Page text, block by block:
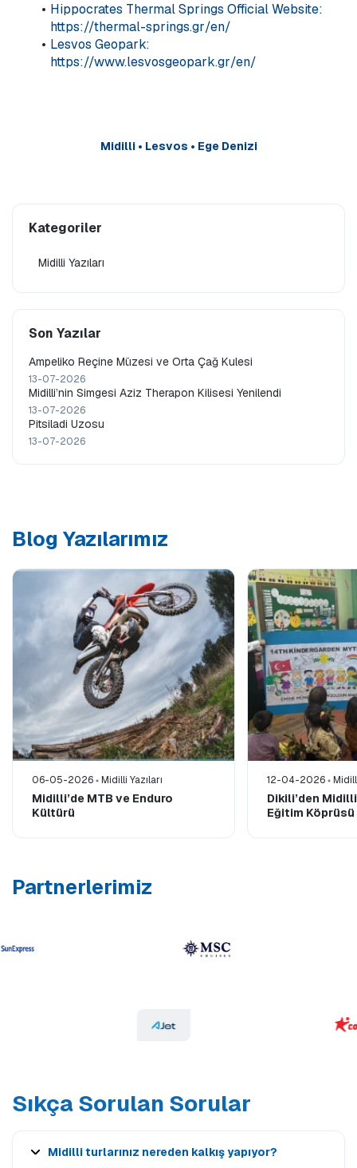
Hippocrates Thermal Springs Official Website:
https://thermal-springs.gr/en/
Lesvos Geopark:
https://www.lesvosgeopark.gr/en/
Midilli • Lesvos • Ege Denizi
Kategoriler
Midilli Yazıları
Son Yazılar
Ampeliko Reçine Müzesi ve Orta Çağ Kulesi
13-07-2026
Midilli’nin Simgesi Aziz Therapon Kilisesi Yenilendi
13-07-2026
Pitsiladi Uzosu
13-07-2026
Blog Yazılarımız
06-05-2026 Midilli Yazıları
Midilli’de MTB ve Enduro
Kültürü
12-04-2026
Dikili’den
Eğitim Köprüsü
Partnerlerimiz
Sıkça Sorulan Sorular
Midilli turlarınız nereden kalkış yapıyor?